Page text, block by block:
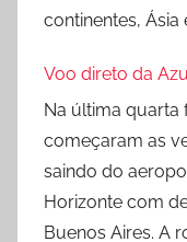
continentes, Ásia
Voo direto da
Na última quarta
começaram as
saindo do
Horizonte com
Buenos Aires. A